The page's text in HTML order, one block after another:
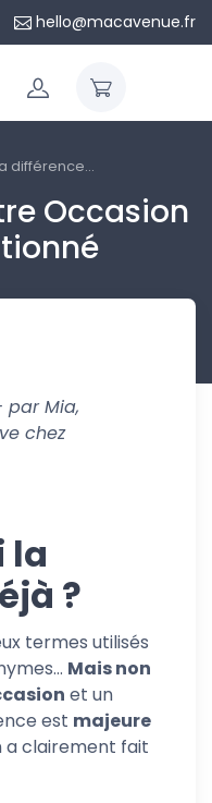
hello@macavenue.fr
différence...
Occasion
par Mia,
chez
la
?
termes utilisés
Mais non
et un
est majeure
a clairement fait